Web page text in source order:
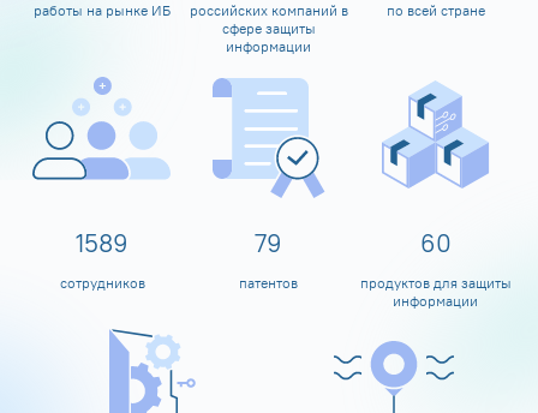
работы на рынке ИБ
российских компаний в
сфере защиты
информации
по всей стране
1600
сотрудников
80
патентов
60
продуктов для защиты
информации